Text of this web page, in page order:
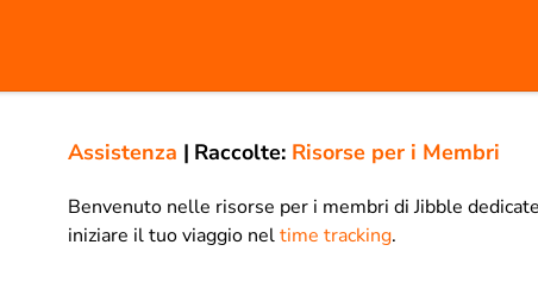
Assistenza | Raccolte: Risorse per i Membri
Benvenuto nelle risorse per i membri di Jibble
iniziare il tuo viaggio neltime tracking.